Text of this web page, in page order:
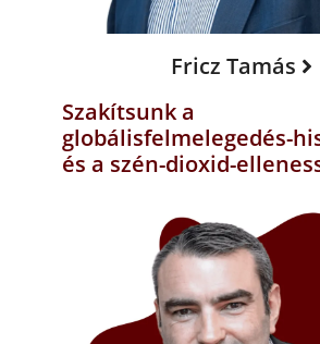
Fricz Tamás
Szakítsunk a
globálisfelmelegedés-
és a szén-dioxid-